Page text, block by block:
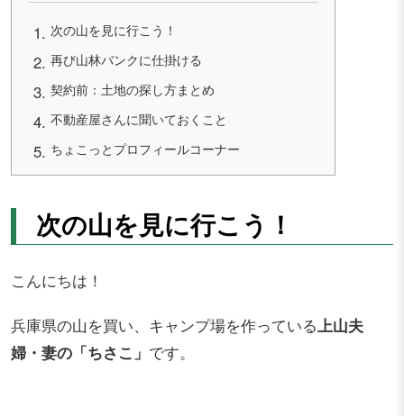
次の山を見に行こう！
再び山林バンクに仕掛ける
契約前：土地の探し方まとめ
不動産屋さんに聞いておくこと
ちょこっとプロフィールコーナー
次の山を見に行こう！
こんにちは！
兵庫県の山を買い、キャンプ場を作っている上山夫
婦・妻の「ちさこ」 です。